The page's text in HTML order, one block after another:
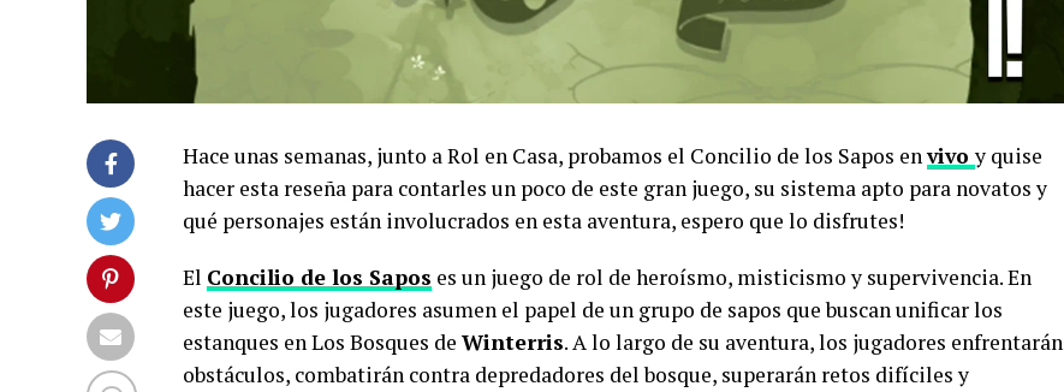
Hace unas semanas, junto a Rol en Casa, probamos el Concilio de los Sapos envivoy quise
hacer esta reseña para contarles un poco de este gran juego, su sistema apto para novatos y
qué personajes están involucrados en esta aventura, espero que lo disfrutes!
El Concilio de los Sapos es un juego de rol de heroísmo, misticismo y supervivencia. En
este juego, los jugadores asumen el papel de un grupo de sapos que buscan unificar los
estanques en Los Bosques de Winterris. A lo largo de su aventura, los jugadores enfrentarán
obstáculos, combatirán contra depredadores del bosque, superarán retos difíciles y